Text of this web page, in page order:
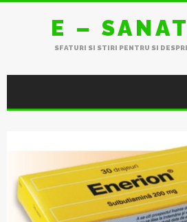
E –
SFATURI SI STIRI PENTRU SI